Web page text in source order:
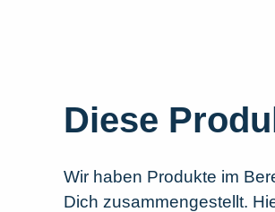
Diese
Wir haben Produkte im
Dich zusammengestellt.